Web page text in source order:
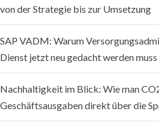
von der Strategie bis zur Umsetzung
SAP VADM: Warum
Dienst jetzt neu gedacht werden muss
Nachhaltigkeit im Blick: Wie man
Geschäftsausgaben direkt über die